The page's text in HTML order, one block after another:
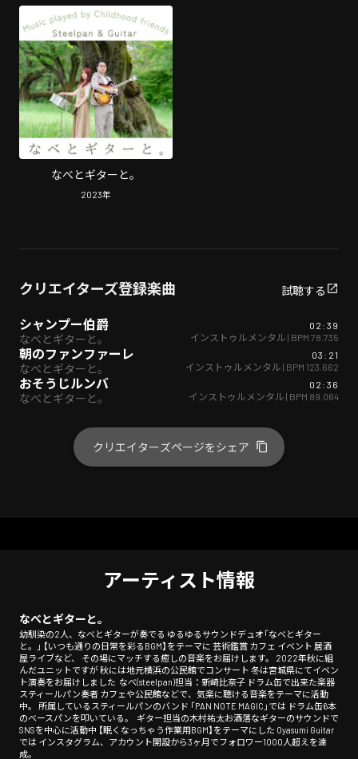
なべとギターと。
2023年
クリエイターズ登録楽曲 試聴する
シャンプー伯爵
なべとギターと。
02:39
インストゥルメンタル | BPM 78.735
朝のファンファーレ
なべとギターと。
03:21
インストゥルメンタル | BPM 123.662
おそうじルンバ
なべとギターと。
02:36
インストゥルメンタル | BPM 89.064
クリエイターズページをシェア
アーティスト情報
なべとギターと。
幼馴染の2人、なべとギターが奏でる ゆるゆるサウンドデュオ「なべとギター
と。」 ⁡【いつも通りの日常を彩るBGM】をテーマに 芸術鑑賞 カフェ イベント 居酒
屋ライブなど、 その場にマッチする癒しの音楽をお届けします。 2022年秋に組
んだユニットですが 秋には地元横浜の公民館でコンサート 冬は宮城県にてイベン
ト演奏をお届けしました ⁡ なべ(steelpan)担当：新崎比奈子 ドラム缶で出来た楽器
スティールパン奏者 カフェや公民館などで、気楽に聴ける音楽をテーマに活動
中。 所属しているスティールパンのバンド 「PAN NOTE MAGIC」では ドラム缶6本
のベースパンを叩いている。 ⁡ ギター担当の木村祐太お酒落なギターのサウンドで
SNSを中心に活動中 【眠くなっちゃう作業用BGM】をテーマにした Oyasumi Guitar
では インスタグラム、アカウント開設から3ヶ月でフォロワー1000人超えを達
成。